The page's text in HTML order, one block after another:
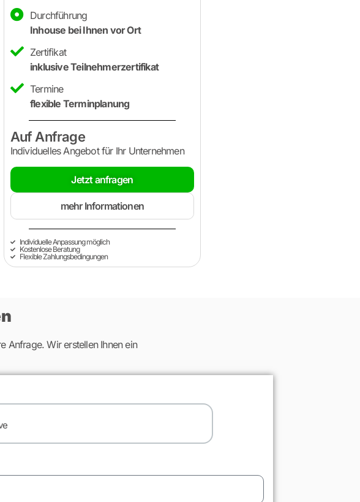
Durchführung
Inhouse bei Ihnen vor Ort
Zertifikat
inklusive Teilnehmerzertifikat
Termine
flexible Terminplanung
Auf Anfrage
Individuelles Angebot für Ihr Unternehmen
Jetzt anfragen
mehr Informationen
Individuelle Anpassung möglich
Kostenlose Beratung
Flexible Zahlungsbedingungen
Anfrage. Wir erstellen Ihnen ein